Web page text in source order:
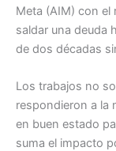
Meta (AIM) con el
saldar una deuda
de dos décadas
Los trabajos no
respondieron a la
en buen estado
suma el impacto